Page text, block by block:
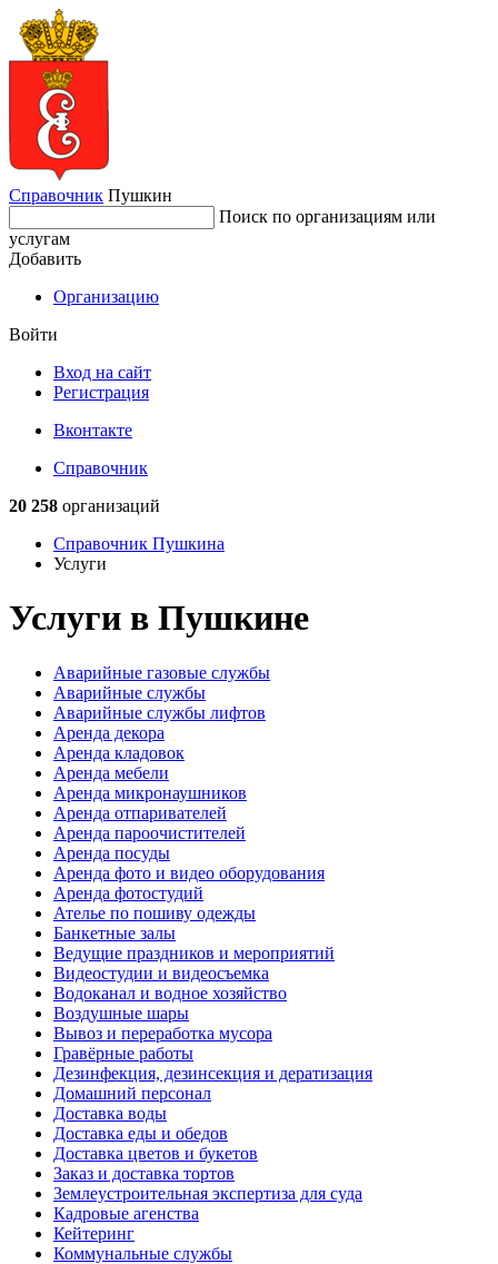
Справочник Пушкин
Поиск по организациям или
услугам
Добавить
Организацию
Войти
Вход на сайт
Регистрация
Вконтакте
Справочник
20 258 организаций
Справочник Пушкина
Услуги
Услуги в Пушкине
Аварийные газовые службы
Аварийные службы
Аварийные службы лифтов
Аренда декора
Аренда кладовок
Аренда мебели
Аренда микронаушников
Аренда отпаривателей
Аренда пароочистителей
Аренда посуды
Аренда фото и видео оборудования
Аренда фотостудий
Ателье по пошиву одежды
Банкетные залы
Ведущие праздников и мероприятий
Видеостудии и видеосъемка
Водоканал и водное хозяйство
Воздушные шары
Вывоз и переработка мусора
Гравёрные работы
Дезинфекция, дезинсекция и дератизация
Домашний персонал
Доставка воды
Доставка еды и обедов
Доставка цветов и букетов
Заказ и доставка тортов
Землеустроительная экспертиза для суда
Кадровые агенства
Кейтеринг
Коммунальные службы